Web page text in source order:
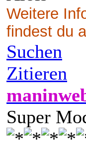
Weitere
findest du
Suchen
Zitieren
Super